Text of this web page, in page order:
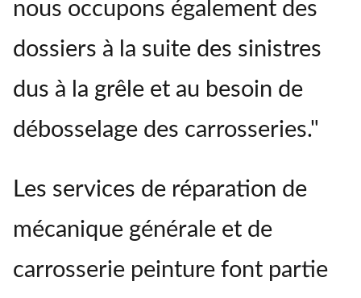
nous occupons également des
dossiers à la suite des sinistres
dus à la grêle et au besoin de
débosselage des carrosseries."
Les services de réparation de
mécanique générale et de
carrosserie peinture font partie